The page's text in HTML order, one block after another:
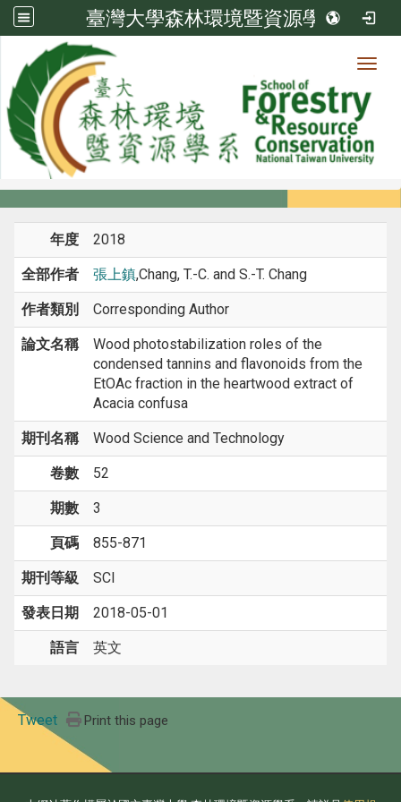
臺灣大學森林環境暨資源學系
系所成員
系所成員
年度 2018
全部作者 張上鎮,Chang, T.-C. and S.-T. Chang
作者類別 Corresponding Author
論文名稱
Wood photostabilization roles of the
condensed tannins and flavonoids from the
EtOAc fraction in the heartwood extract of
Acacia confusa
期刊名稱 Wood Science and Technology
卷數 52
期數 3
頁碼 855-871
期刊等級 SCI
發表日期 2018-05-01
語言 英文
Tweet Print this page